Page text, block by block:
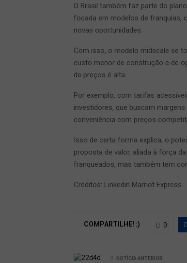
O Brasil também faz parte do
focada em modelos de franquias,
novas oportunidades.
Com isso, o modelo midscale se
custo menor de construção e de
de preços é alta.
Por exemplo, com tarifas
investidores, que buscam
conveniência com preços
Isso de certa forma explica, o
proposta de valor, aliada à força
franqueados, mas também tem
Créditos: Linkedin Marriot Express
COMPARTILHE! :) 0
NOTÍCIA ANTERIOR